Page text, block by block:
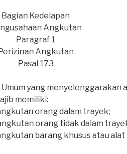
Bagian Kedelapan
Angkutan
Paragraf 1
Angkutan
Pasal 173
yang menyelenggarakan
memiliki:
orang dalam trayek;
orang tidak dalam
barang khusus atau alat